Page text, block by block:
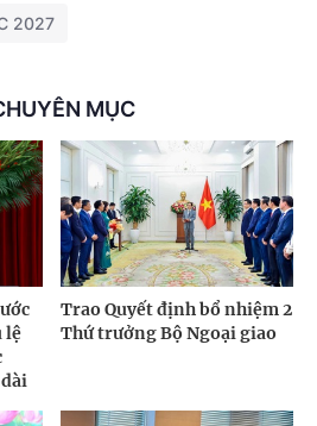
2027
MỤC
lệ
Trao Quyết định bổ nhiệm 2
Thứ trưởng Bộ Ngoại giao